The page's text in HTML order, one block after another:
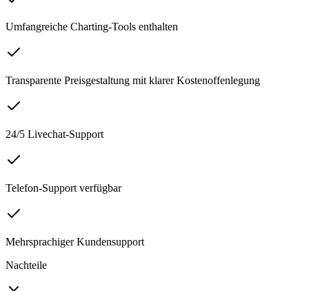
Umfangreiche Charting-Tools enthalten
Transparente Preisgestaltung mit klarer Kostenoffenlegung
24/5 Livechat-Support
Telefon-Support verfügbar
Mehrsprachiger Kundensupport
Nachteile